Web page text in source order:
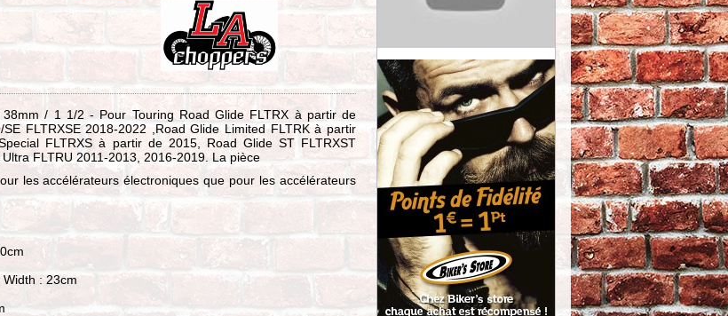
/ 1 1/2 - Pour Touring Road Glide FLTRX à partir de
FLTRXSE 2018-2022 ,Road Glide Limited FLTRK à partir
FLTRXS à partir de 2015, Road Glide ST FLTRXST
FLTRU 2011-2013, 2016-2019. La pièce
les accélérateurs électroniques que pour les accélérateurs
: 23cm